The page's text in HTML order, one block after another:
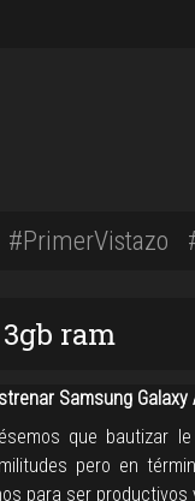
#PrimerVistazo
ram
Samsung Galaxy
que bautizar
pero en
para ser productivos